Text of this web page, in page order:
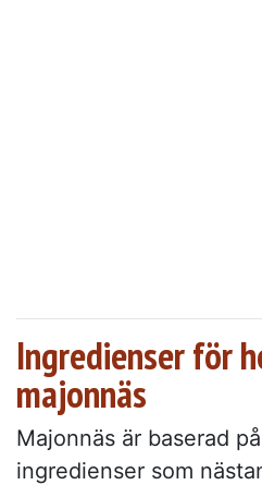
Ingredienser för
majonnäs
Majonnäs är baserad
ingredienser som